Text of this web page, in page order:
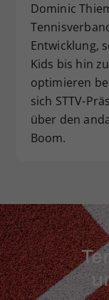
Dominic
Entwicklung,
Kids bis hin
optimieren
sich STTV-
über den
Boom.